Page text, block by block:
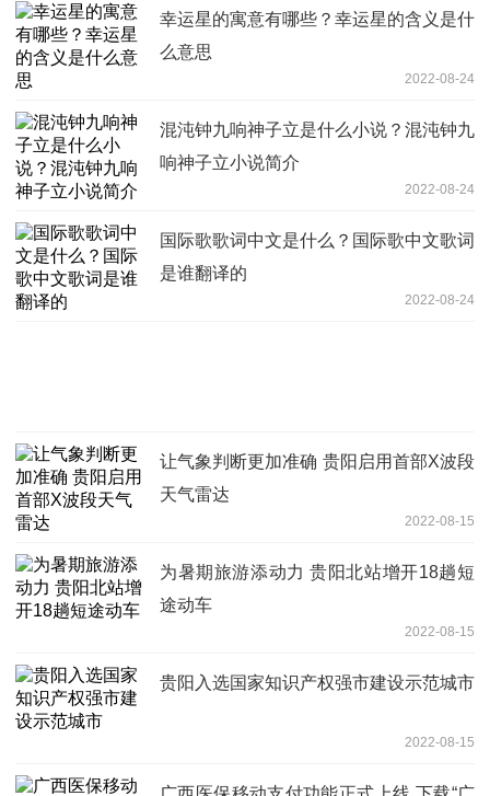
幸运星的寓意有哪些？幸运星的含义是什
么意思
2022-08-24
混沌钟九响神子立是什么小说？混沌钟九
响神子立小说简介
2022-08-24
国际歌歌词中文是什么？国际歌中文歌词
是谁翻译的
2022-08-24
让气象判断更加准确 贵阳启用首部X波段
天气雷达
2022-08-15
为暑期旅游添动力 贵阳北站增开18趟短
途动车
2022-08-15
贵阳入选国家知识产权强市建设示范城市
2022-08-15